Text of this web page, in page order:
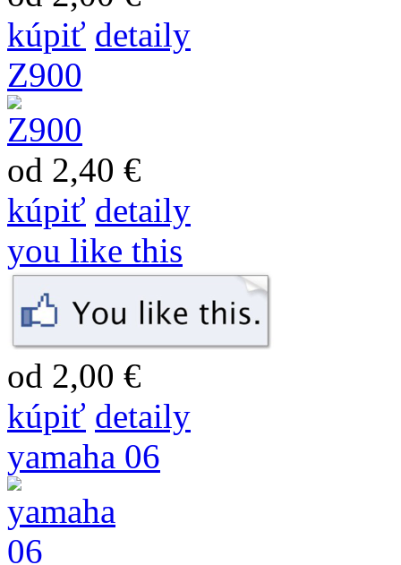
kúpiť detaily
Z900
od 2,40 €
kúpiť detaily
you like this
od 2,00 €
kúpiť detaily
yamaha 06